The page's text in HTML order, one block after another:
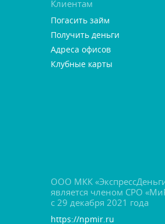
Клиентам
Погасить займ
Получить деньги
Адреса офисо
Клубные карты
ООО МКК
является членом СРО
с 29 декабря 2021 года
https://npmir.ru